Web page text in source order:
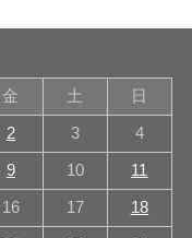
金 土 日
2 3 4
9 10 11
16 17 18